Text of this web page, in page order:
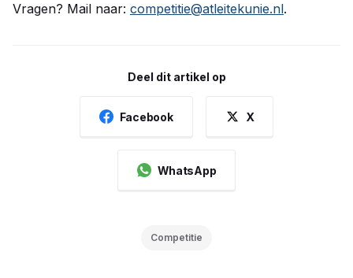
Vragen? Mail naar: competitie@atleitekunie.nl.
Deel dit artikel op
Facebook X
WhatsApp
Competitie